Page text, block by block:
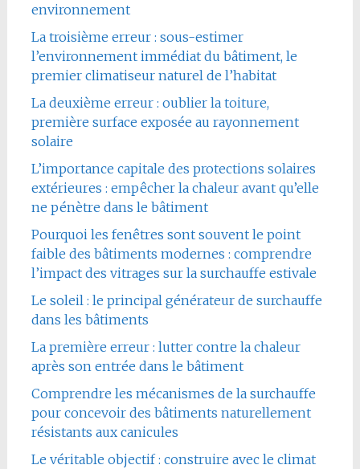
environnement
La troisième erreur : sous-estimer
l’environnement immédiat du bâtiment, le
premier climatiseur naturel de l’habitat
La deuxième erreur : oublier la toiture,
première surface exposée au rayonnement
solaire
L’importance capitale des protections solaires
extérieures : empêcher la chaleur avant qu’elle
ne pénètre dans le bâtiment
Pourquoi les fenêtres sont souvent le point
faible des bâtiments modernes : comprendre
l’impact des vitrages sur la surchauffe estivale
Le soleil : le principal générateur de surchauffe
dans les bâtiments
La première erreur : lutter contre la chaleur
après son entrée dans le bâtiment
Comprendre les mécanismes de la surchauffe
pour concevoir des bâtiments naturellement
résistants aux canicules
Le véritable objectif : construire avec le climat